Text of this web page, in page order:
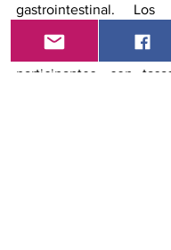
gastrointestinal. Los
demostrado una
el dolor abdominal en
participantes, con